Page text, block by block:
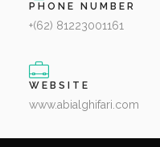
PHONE NUMBER
+(62) 81223001161
WEBSITE
www.abialghifari.com